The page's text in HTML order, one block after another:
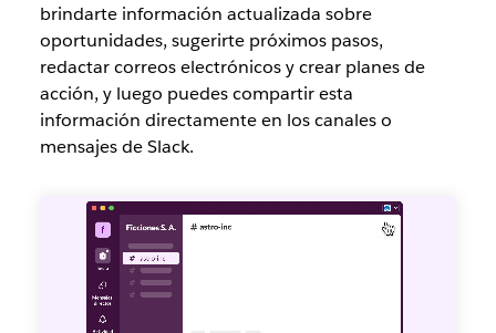
brindarte información actualizada sobre
oportunidades, sugerirte próximos pasos,
redactar correos electrónicos y crear planes de
acción, y luego puedes compartir esta
información directamente en los canales o
mensajes de Slack.